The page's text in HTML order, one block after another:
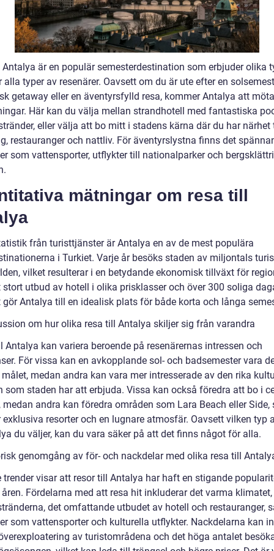
Antalya är en populär semesterdestination som erbjuder olika
alla typer av resenärer. Oavsett om du är ute efter en
getaway eller en äventyrsfylld resa, kommer Antalya att
Här kan du välja mellan strandhotell med fantastiska
eller välja att bo mitt i stadens kärna där du har närhet
restauranger och nattliv. För äventyrslystna finns det
som vattensporter, utflykter till nationalparker och
mätningar om resa till
från turisttjänster är Antalya en av de mest populära
i Turkiet. Varje år besöks staden av miljontals
vilket resulterar i en betydande ekonomisk tillväxt för
stort utbud av hotell i olika prisklasser och över 300 soliga
gör Antalya till en idealisk plats för både korta och långa
om hur olika resa till Antalya skiljer sig från varandra
Antalya kan variera beroende på resenärernas intressen och
För vissa kan en avkopplande sol- och badsemester vara
medan andra kan vara mer intresserade av den rika
som staden har att erbjuda. Vissa kan också föredra att bo i
medan andra kan föredra områden som Lara Beach eller Side,
exklusiva resorter och en lugnare atmosfär. Oavsett vilken typ
du väljer, kan du vara säker på att det finns något för alla.
genomgång av för- och nackdelar med olika resa till
trender visar att resor till Antalya har haft en stigande
Fördelarna med att resa hit inkluderar det varma klimatet,
det omfattande utbudet av hotell och restauranger,
som vattensporter och kulturella utflykter. Nackdelarna kan
av turistområdena och det höga antalet